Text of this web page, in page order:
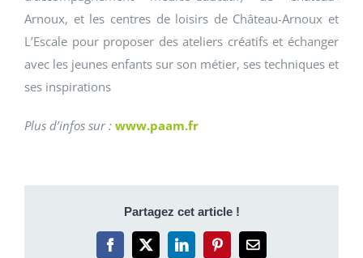
Arnoux, et les centres de loisirs de Château-Arnoux et
L’Escale pour proposer des ateliers créatifs et échanger
avec les jeunes enfants sur son métier, ses techniques et
ses inspirations
Plus d’infos sur : www.paam.fr
Partagez cet article !
Facebook
X LinkedInPinterestEmail